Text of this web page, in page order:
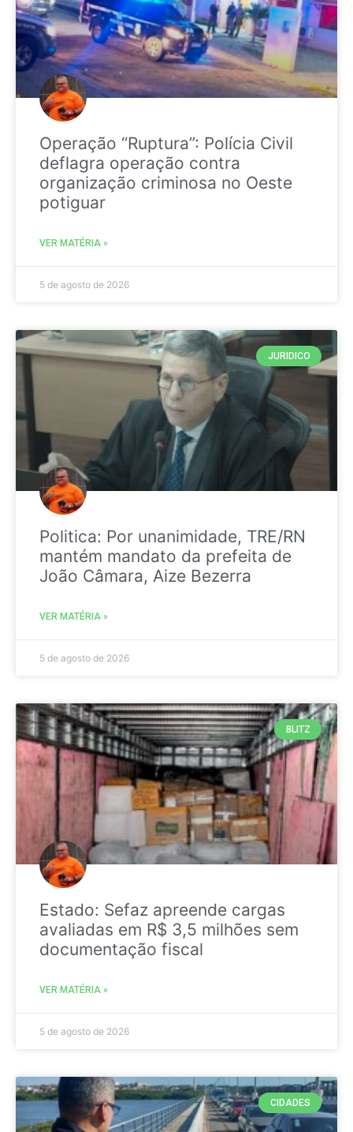
Operação “Ruptura”: Polícia Civil
deflagra operação contra
organização criminosa no Oeste
potiguar
VER MATÉRIA »
5 de agosto de 2026
JURIDICO
Politica: Por unanimidade, TRE/RN
mantém mandato da prefeita de
João Câmara, Aize Bezerra
VER MATÉRIA »
5 de agosto de 2026
BLITZ
Estado: Sefaz apreende cargas
avaliadas em R$ 3,5 milhões sem
documentação fiscal
VER MATÉRIA »
5 de agosto de 2026
CIDADES